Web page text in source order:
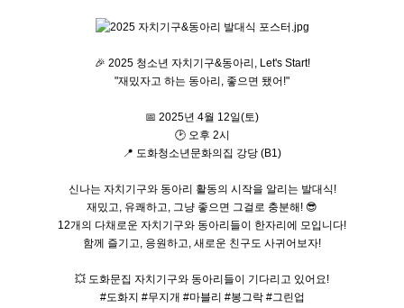
🎉 2025 청소년 자치기구&동아리, Let's Start!
"재밌자고 하는 동아리, 좋으면 됐어!"
📅 2025년 4월 12일(토)
🕑 오후 2시
📍 도화청소년문화의집 강당 (B1)
신나는 자치기구와 동아리 활동의 시작을 알리는 발대식!
재밌고, 유쾌하고, 그냥 좋으면 그걸로 충분해! 😎
12개의 다채로운 자치기구와 동아리들이 한자리에 모입니다!
함께 즐기고, 응원하고, 새로운 친구도 사귀어보자!
💥 도화문집 자치기구와 동아리들이 기다리고 있어요!
#도화지 #무지개 #마블리 #봉그락 #그린업